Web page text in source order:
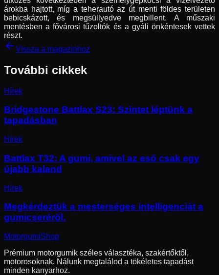
árokba hajtott, míg a teherautó az út menti földes területen
bebicskázott, és megsüllyedve megbillent. A műszaki
mentésben a fővárosi tűzoltók és a gyáli önkéntesek vettek
részt.
Vissza a magazinhoz
További cikkek
Hírek
Bridgestone Battlax S23: Szintet léptünk a
tapadásban
Hírek
Battlax T32: A gumi, amivel az eső csak egy
újabb kaland
Hírek
Megkérdeztük a mesterséges intelligenciát a
gumicseréről.
MotorgumiShop
Prémium motorgumik széles választéka, szakértőktől,
motorosoknak. Nálunk megtalálod a tökéletes tapadást
minden kanyarhoz.